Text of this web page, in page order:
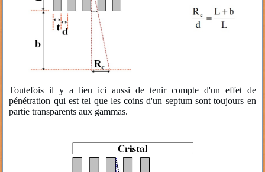
Toutefois il y a lieu ici aussi de tenir compte d'un effet de
pénétration qui est tel que les coins d'un septum sont toujours en
partie transparents aux gammas.